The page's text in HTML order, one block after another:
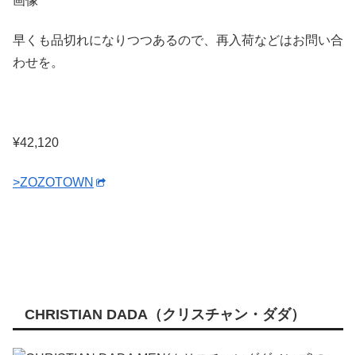
早くも品切れになりつつあるので、再入荷などはお問い合
わせを。
¥42,120
>ZOZOTOWN
CHRISTIAN DADA（クリスチャン・ダダ）